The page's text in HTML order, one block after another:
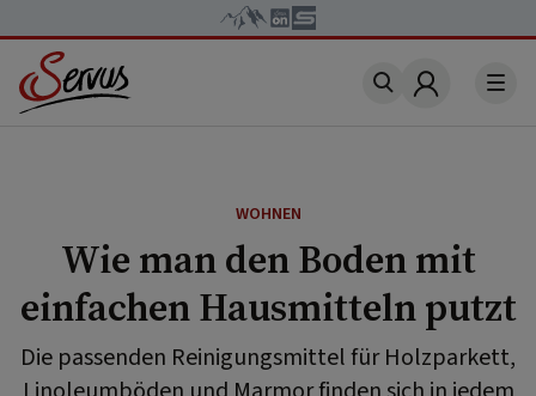
Account
WOHNEN
Wie man den Boden mit
einfachen Hausmitteln putzt
Die passenden Reinigungsmittel für Holzparkett,